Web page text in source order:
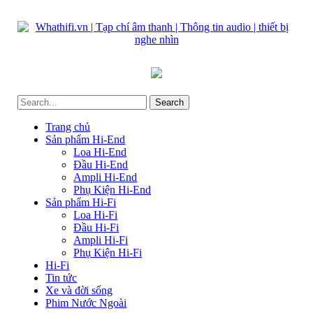
Trang chủ
Sản phẩm Hi-End
Loa Hi-End
Đầu Hi-End
Ampli Hi-End
Phụ Kiện Hi-End
Sản phẩm Hi-Fi
Loa Hi-Fi
Đầu Hi-Fi
Ampli Hi-Fi
Phụ Kiện Hi-Fi
Hi-Fi
Tin tức
Xe và đời sống
Phim Nước Ngoài